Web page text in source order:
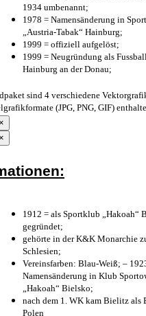
1934 umbenannt;
1978 = Namensänderung in
„Austria-Tabak“ Hainburg;
1999 = offiziell aufgelöst;
1999 = Neugründung als
Hainburg an der Donau;
sind 4 verschiedene
(JPG, PNG, GIF)
×
×
1912 = als Sportklub „Hakoah“
gegründet;
gehörte in der K&K Monarchie
Schlesien;
Vereinsfarben: Blau-Weiß; –
Namensänderung in Klub
„Hakoah“ Bielsko;
nach dem 1. WK kam Bielitz als
Polen